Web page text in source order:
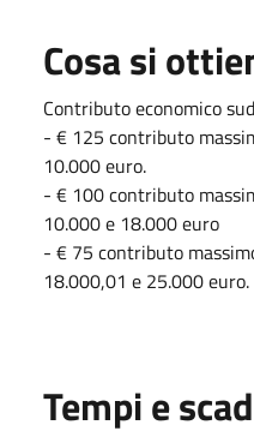
Cosa si
Contributo economico
- € 125 contributo
10.000 euro.
- € 100 contributo
10.000 e 18.000 euro
- € 75 contributo
18.000,01 e 25.000 euro.
Tempi e